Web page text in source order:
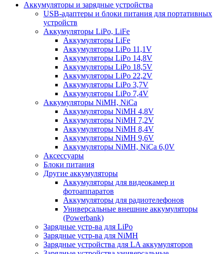
Аккумуляторы и зарядные устройства
USB-адаптеры и блоки питания для портативных
устройств
Аккумуляторы LiPo, LiFe
Аккумуляторы LiFe
Аккумуляторы LiPo 11,1V
Аккумуляторы LiPo 14,8V
Аккумуляторы LiPo 18,5V
Аккумуляторы LiPo 22,2V
Аккумуляторы LiPo 3,7V
Аккумуляторы LiPo 7,4V
Аккумуляторы NiMH, NiCa
Аккумуляторы NiMH 4,8V
Аккумуляторы NiMH 7,2V
Аккумуляторы NiMH 8,4V
Аккумуляторы NiMH 9,6V
Аккумуляторы NiMH, NiCa 6,0V
Аксессуары
Блоки питания
Другие аккумуляторы
Аккумуляторы для видеокамер и
фотоаппаратов
Аккумуляторы для радиотелефонов
Универсальные внешние аккумуляторы
(Powerbank)
Зарядные устр-ва для LiPo
Зарядные устр-ва для NiMH
Зарядные устройства для LA аккумуляторов